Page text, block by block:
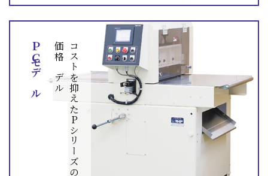
コ
ス
ト
を
抑
え
た
P
シ
リ
ー
ズ
の
低
価
格
モ
デ
ル
ＰＣモデル